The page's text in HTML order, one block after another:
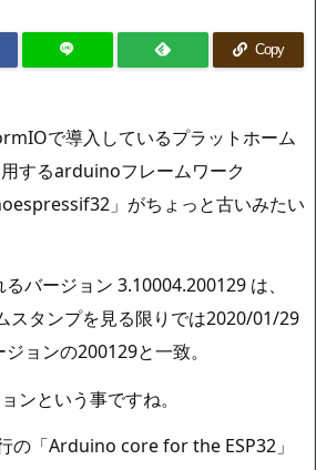
Copy
で導入しているプラットホーム
するarduinoフレームワーク
」がちょっと古いみたい
バージョン 3.10004.200129 は、
スタンプを見る限りでは2020/01/29
ョンの200129と一致。
ンという事ですね。
の「Arduino core for the ESP32」